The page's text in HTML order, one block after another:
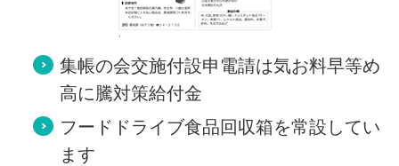
集帳の会交施付設申電請は気お料早等め
高に騰対策給付金
フードドライブ食品回収箱を常設してい
ます